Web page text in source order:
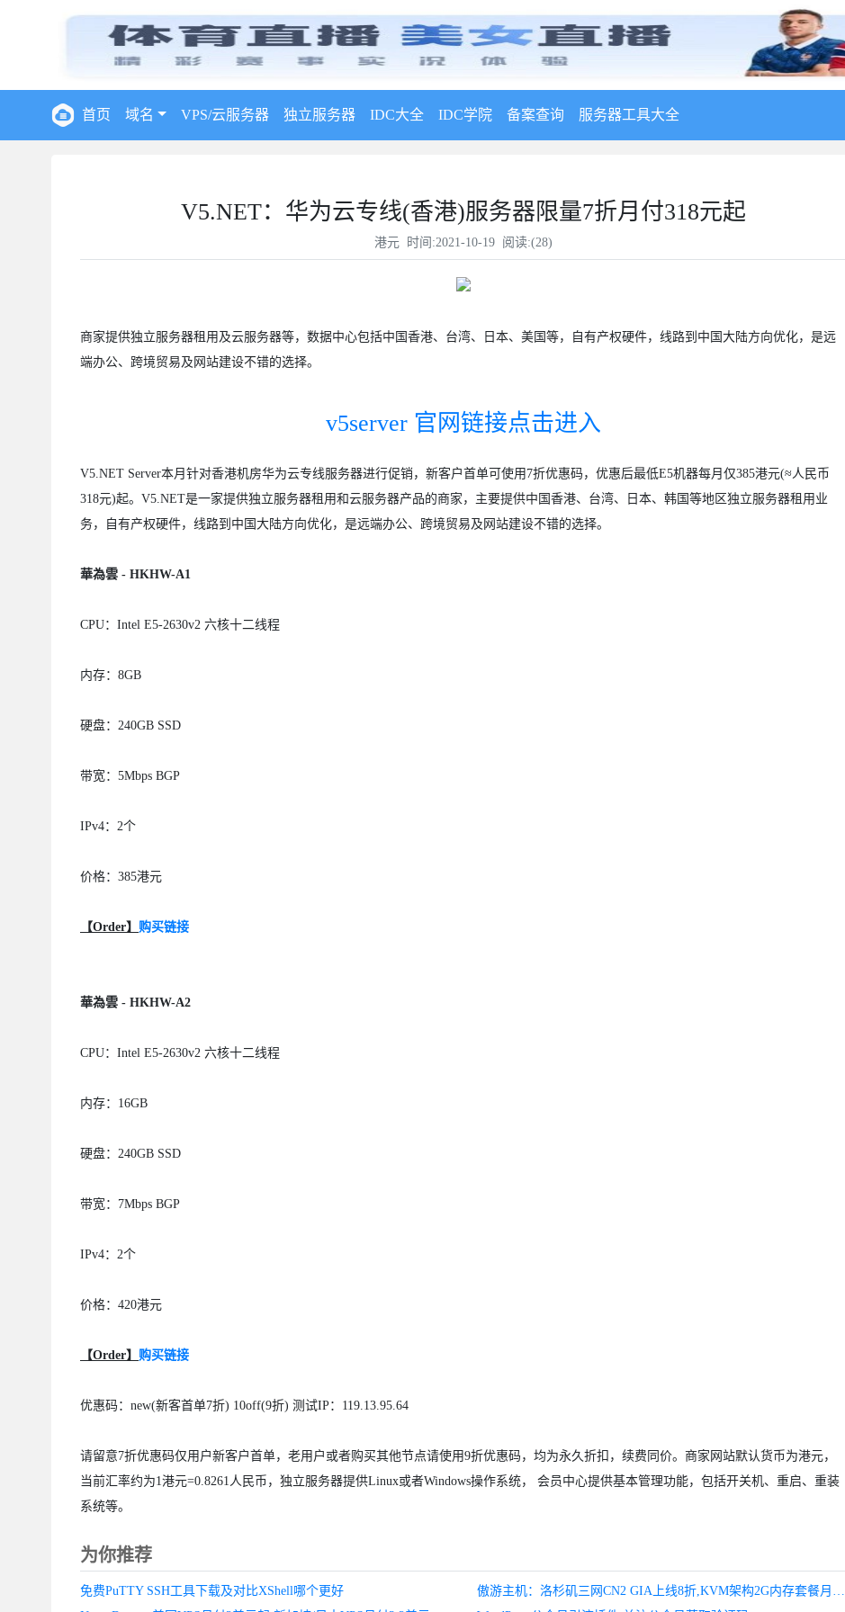
首页 域名 VPS/云服务器 独立服务器 IDC大全 IDC学院 备案查询 服务器工具大全
V5.NET：华为云专线(香港)服务器限量7折月付318元起
港元时间:2021-10-19 阅读:(28)
商家提供独立服务器租用及云服务器等，数据中心包括中国香港、台湾、日本、美国等，自有产权硬件，线路到中国大陆方向优化，是远
端办公、跨境贸易及网站建设不错的选择。
v5server 官网链接点击进入
V5.NET Server本月针对香港机房华为云专线服务器进行促销，新客户首单可使用7折优惠码，优惠后最低E5机器每月仅385港元(≈人民币
318元)起。V5.NET是一家提供独立服务器租用和云服务器产品的商家，主要提供中国香港、台湾、日本、韩国等地区独立服务器租用业
务，自有产权硬件，线路到中国大陆方向优化，是远端办公、跨境贸易及网站建设不错的选择。
華為雲 - HKHW-A1
CPU：Intel E5-2630v2 六核十二线程
内存：8GB
硬盘：240GB SSD
带宽：5Mbps BGP
IPv4：2个
价格：385港元
【Order】 购买链接
華為雲 - HKHW-A2
CPU：Intel E5-2630v2 六核十二线程
内存：16GB
硬盘：240GB SSD
带宽：7Mbps BGP
IPv4：2个
价格：420港元
【Order】 购买链接
优惠码：new(新客首单7折) 10off(9折) 测试IP：119.13.95.64
请留意7折优惠码仅用户新客户首单，老用户或者购买其他节点请使用9折优惠码，均为永久折扣，续费同价。商家网站默认货币为港元，
当前汇率约为1港元=0.8261人民币，独立服务器提供Linux或者Windows操作系统， 会员中心提供基本管理功能，包括开关机、重启、重装
系统等。
为你推荐
免费PuTTY SSH工具下载及对比XShell哪个更好
傲游主机：洛杉矶三网CN2 GIA上线8折,KVM架构2G内存套餐月付54元起